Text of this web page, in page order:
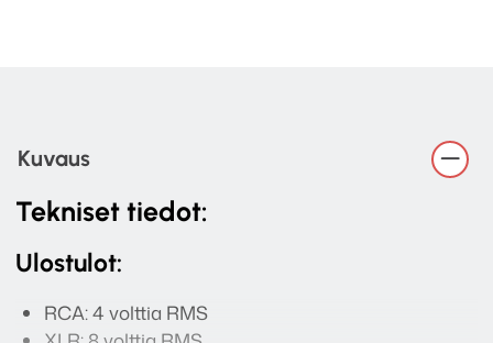
Kuvaus
Tekniset tiedot:
Ulostulot:
RCA: 4 volttia RMS